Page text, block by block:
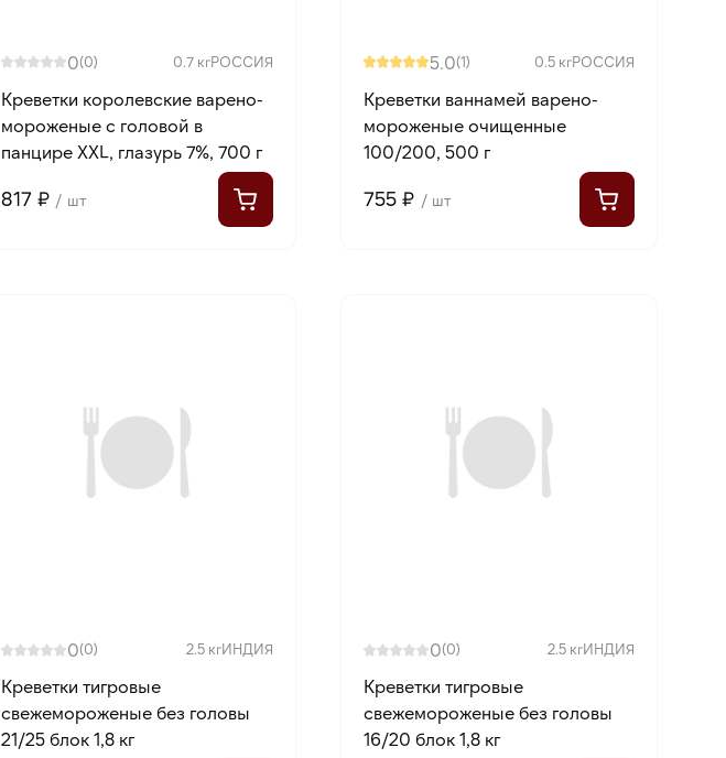
0(0) 0.7 кгРОССИЯ
Креветки королевские варено-
мороженые с головой в
панцире XXL, глазурь 7%, 700 г
817 ₽ / шт
5.0(1) 0.5 кгРОССИЯ
Креветки ваннамей варено-
мороженые очищенные
100/200, 500 г
755 ₽ / шт
0(0) 2.5 кгИНДИЯ
Креветки тигровые
свежемороженые без головы
21/25 блок 1,8 кг
0(0) 2.5 кгИНДИЯ
Креветки тигровые
свежемороженые без головы
16/20 блок 1,8 кг